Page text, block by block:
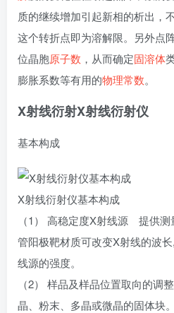
质的继续增加引起新相的析出，
这个转折点即为溶解限。另外点
位晶胞原子数 ，从而确定固溶体
膨胀系数等有用的物理常数。
X射线衍射X射线衍射仪
基本构成
X射线衍射仪基本构成
（1） 高稳定度X射线源 提供
管阳极靶材质可改变X射线的波
线源的强度。
（2） 样品及样品位置取向的
晶、粉末、多晶或微晶的固体块。